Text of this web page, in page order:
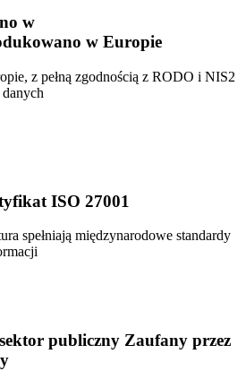
w
w Europie
z pełną zgodnością z RODO i NIS2
ISO 27001
spełniają międzynarodowe standardy
publiczny Zaufany przez